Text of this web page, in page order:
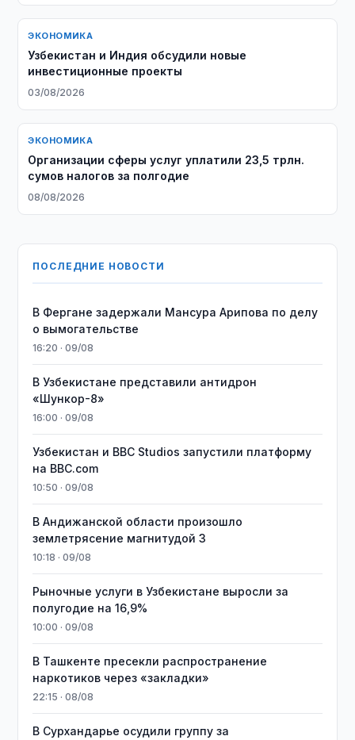
ЭКОНОМИКА
Узбекистан и Индия обсудили новые
инвестиционные проекты
03/08/2026
ЭКОНОМИКА
Организации сферы услуг уплатили 23,5 трлн.
сумов налогов за полгодие
08/08/2026
ПОСЛЕДНИЕ НОВОСТИ
В Фергане задержали Мансура Арипова по делу
о вымогательстве
16:20 · 09/08
В Узбекистане представили антидрон
«Шункор-8»
16:00 · 09/08
Узбекистан и BBC Studios запустили платформу
на BBC.com
10:50 · 09/08
В Андижанской области произошло
землетрясение магнитудой 3
10:18 · 09/08
Рыночные услуги в Узбекистане выросли за
полугодие на 16,9%
10:00 · 09/08
В Ташкенте пресекли распространение
наркотиков через «закладки»
22:15 · 08/08
В Сурхандарье осудили группу за